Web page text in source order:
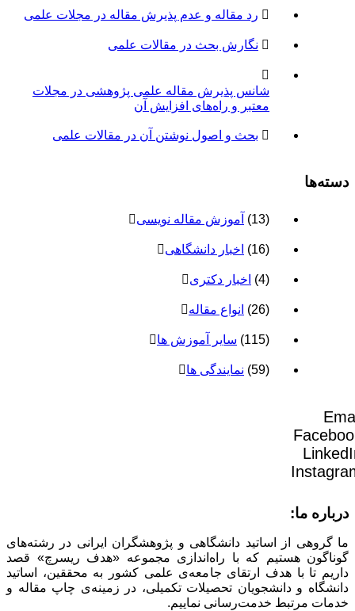
رد مقاله و عدم پذیرش مقاله در مجلات علمی
نگارش بحث در مقالات علمی
شانس پذیرش مقاله علمی پژوهشی در مجلات
معتبر و راه‌های افزایش آن
بحث و اصول نوشتن آن در مقالات علمی
دسته‌ها
آموزش مقاله نویسی (13)
اخبار دانشگاهی (16)
اخبار دکتری (4)
انواع مقاله (26)
سایر آموزش ها (115)
نمایندگی ها (59)
درباره ما:
ما گروهی از اساتید دانشگاهی و پژوهشگران ایرانی در رشته‌های
گوناگون هستیم که با راه‌اندازی مجموعه «هدف ریسرچ» قصد
داریم تا با هدف ارتقای جامعه‌ی علمی کشور به محققین، اساتید
دانشگاه و دانشجویان تحصیلات تکمیلی، در زمینه‌ی چاپ مقاله و
خدمات مرتبط خدمت‌رسانی نماییم.